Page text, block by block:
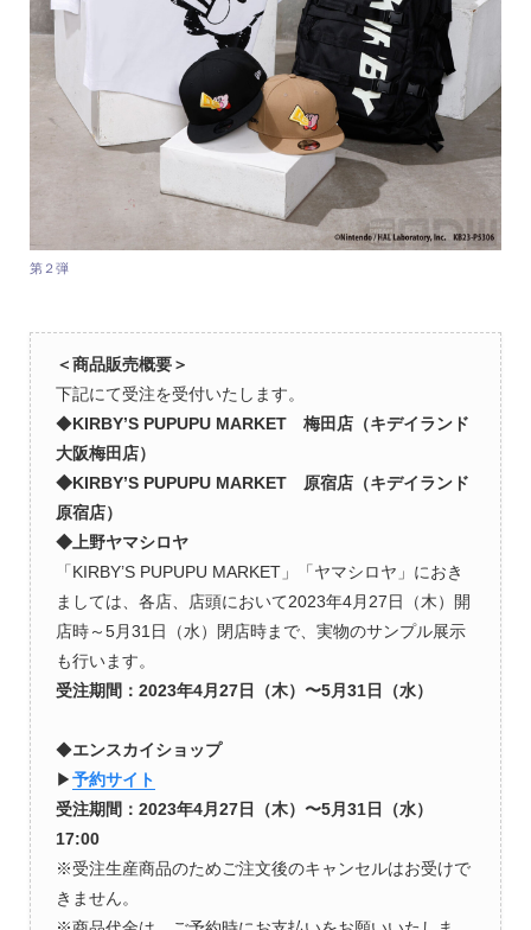
第２弾
＜商品販売概要＞
下記にて受注を受付いたします。
◆KIRBY’S PUPUPU MARKET 梅田店（キデイランド
大阪梅田店）
◆KIRBY’S PUPUPU MARKET 原宿店（キデイランド
原宿店）
◆上野ヤマシロヤ
「KIRBY’S PUPUPU MARKET」「ヤマシロヤ」におき
ましては、各店、店頭において2023年4月27日（木）開
店時～5月31日（水）閉店時まで、実物のサンプル展示
も行います。
受注期間：2023年4月27日（木）〜5月31日（水）
◆エンスカイショップ
▶︎予約サイト
受注期間：2023年4月27日（木）〜5月31日（水）
17:00
※受注生産商品のためご注文後のキャンセルはお受けで
きません。